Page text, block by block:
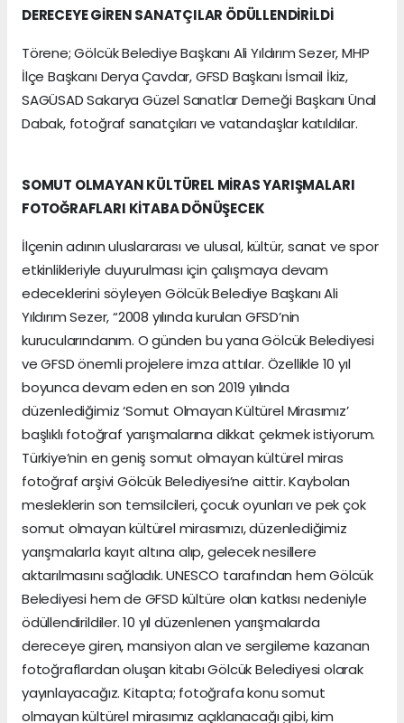
DERECEYE GİREN SANATÇILAR ÖDÜLLENDİRİLDİ
Törene; Gölcük Belediye Başkanı Ali Yıldırım Sezer, MHP
İlçe Başkanı Derya Çavdar, GFSD Başkanı İsmail İkiz,
SAGÜSAD Sakarya Güzel Sanatlar Derneği Başkanı Ünal
Dabak, fotoğraf sanatçıları ve vatandaşlar katıldılar.
SOMUT OLMAYAN KÜLTÜREL MİRAS YARIŞMALARI
FOTOĞRAFLARI KİTABA DÖNÜŞECEK
İlçenin adının uluslararası ve ulusal, kültür, sanat ve spor
etkinlikleriyle duyurulması için çalışmaya devam
edeceklerini söyleyen Gölcük Belediye Başkanı Ali
Yıldırım Sezer, “2008 yılında kurulan GFSD’nin
kurucularındanım. O günden bu yana Gölcük Belediyesi
ve GFSD önemli projelere imza attılar. Özellikle 10 yıl
boyunca devam eden en son 2019 yılında
düzenlediğimiz ‘Somut Olmayan Kültürel Mirasımız’
başlıklı fotoğraf yarışmalarına dikkat çekmek istiyorum.
Türkiye’nin en geniş somut olmayan kültürel miras
fotoğraf arşivi Gölcük Belediyesi’ne aittir. Kaybolan
mesleklerin son temsilcileri, çocuk oyunları ve pek çok
somut olmayan kültürel mirasımızı, düzenlediğimiz
yarışmalarla kayıt altına alıp, gelecek nesillere
aktarılmasını sağladık. UNESCO tarafından hem Gölcük
Belediyesi hem de GFSD kültüre olan katkısı nedeniyle
ödüllendirildiler. 10 yıl düzenlenen yarışmalarda
dereceye giren, mansiyon alan ve sergileme kazanan
fotoğraflardan oluşan kitabı Gölcük Belediyesi olarak
yayınlayacağız. Kitapta; fotoğrafa konu somut
olmayan kültürel mirasımız açıklanacağı gibi, kim